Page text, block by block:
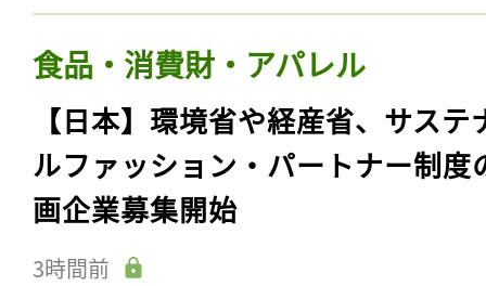
食品・消費財・アパレル
【日本】環境省や経産省、サステ
ルファッション・パートナー制度
画企業募集開始
3時間前